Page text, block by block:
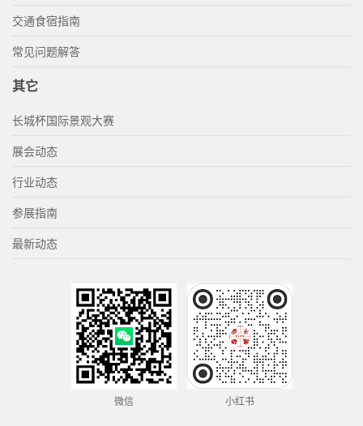
交通食宿指南
常见问题解答
其它
长城杯国际景观大赛
展会动态
行业动态
参展指南
最新动态
微信 小红书